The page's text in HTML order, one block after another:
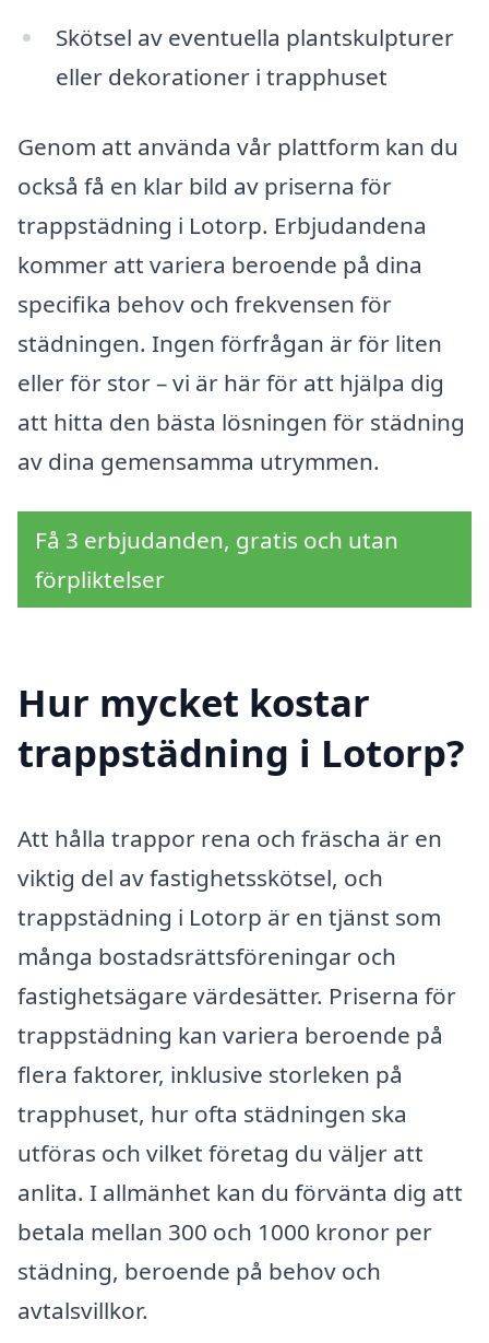
Skötsel av eventuella plantskulpturer
eller dekorationer i trapphuset
Genom att använda vår plattform kan du
också få en klar bild av priserna för
trappstädning i Lotorp. Erbjudandena
kommer att variera beroende på dina
specifika behov och frekvensen för
städningen. Ingen förfrågan är för liten
eller för stor – vi är här för att hjälpa dig
att hitta den bästa lösningen för städning
av dina gemensamma utrymmen.
Få 3 erbjudanden, gratis och utan
förpliktelser
Hur mycket kostar
trappstädning i Lotorp?
Att hålla trappor rena och fräscha är en
viktig del av fastighetsskötsel, och
trappstädning i Lotorp är en tjänst som
många bostadsrättsföreningar och
fastighetsägare värdesätter. Priserna för
trappstädning kan variera beroende på
flera faktorer, inklusive storleken på
trapphuset, hur ofta städningen ska
utföras och vilket företag du väljer att
anlita. I allmänhet kan du förvänta dig att
betala mellan 300 och 1000 kronor per
städning, beroende på behov och
avtalsvillkor.